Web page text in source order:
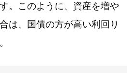
。このように、資産を増や
は、国債の方が高い利回り